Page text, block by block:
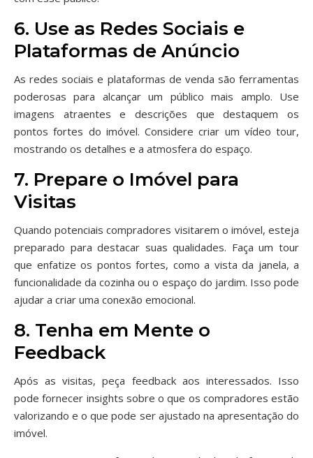
6. Use as Redes Sociais e
Plataformas de Anúncio
As redes sociais e plataformas de venda são ferramentas
poderosas para alcançar um público mais amplo. Use
imagens atraentes e descrições que destaquem os
pontos fortes do imóvel. Considere criar um vídeo tour,
mostrando os detalhes e a atmosfera do espaço.
7. Prepare o Imóvel para
Visitas
Quando potenciais compradores visitarem o imóvel, esteja
preparado para destacar suas qualidades. Faça um tour
que enfatize os pontos fortes, como a vista da janela, a
funcionalidade da cozinha ou o espaço do jardim. Isso pode
ajudar a criar uma conexão emocional.
8. Tenha em Mente o
Feedback
Após as visitas, peça feedback aos interessados. Isso
pode fornecer insights sobre o que os compradores estão
valorizando e o que pode ser ajustado na apresentação do
imóvel.